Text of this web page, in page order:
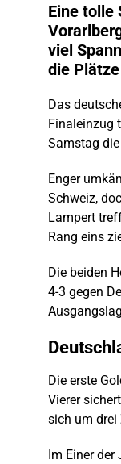
Eine tolle
viel
die
Das
Finaleinzug
Samstag
Enger
Schweiz,
Lampert
Rang eins
Die beiden
4-3 gegen
Die erste
Vierer
sich um drei
Im Einer